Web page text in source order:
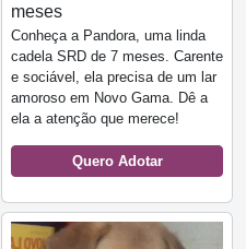
meses
Conheça a Pandora, uma linda
cadela SRD de 7 meses. Carente
e sociável, ela precisa de um lar
amoroso em Novo Gama. Dê a
ela a atenção que merece!
Quero Adotar